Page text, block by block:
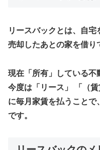
リースバックとは、自宅
売却したあとの家を借り
現在「所有」している不
今度は「リース」 「（
に毎月家賃を払うこと
です。